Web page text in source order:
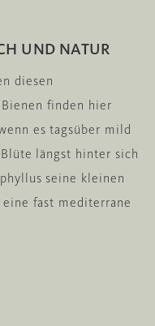
UND NATUR
diesen
finden hier
es tagsüber mild
längst hinter sich
seine kleinen
fast mediterrane